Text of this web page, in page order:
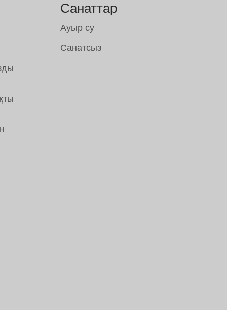
Санаттар
Ауыр су
Санатсыз